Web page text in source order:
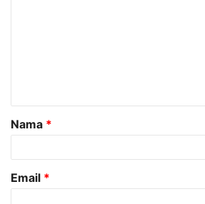
a
r
Nama *
Email *